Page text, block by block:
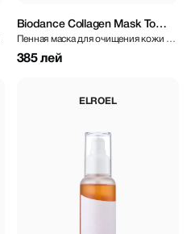
Biodance Collagen Mask To
Foam Cleanser 150ml
Пенная маска для очищения кожи с
коллагеном
385 лей
ELROEL